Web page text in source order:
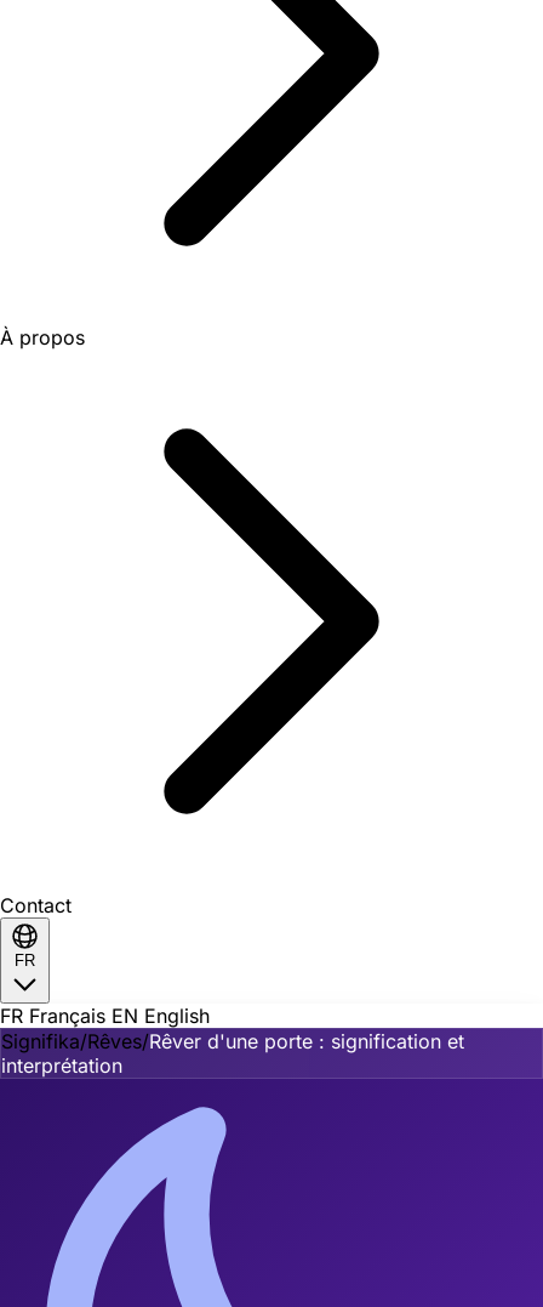
À propos
Contact
FR
FR Français EN English
Signifika/Rêves/Rêver d'une porte : signification et
interprétation